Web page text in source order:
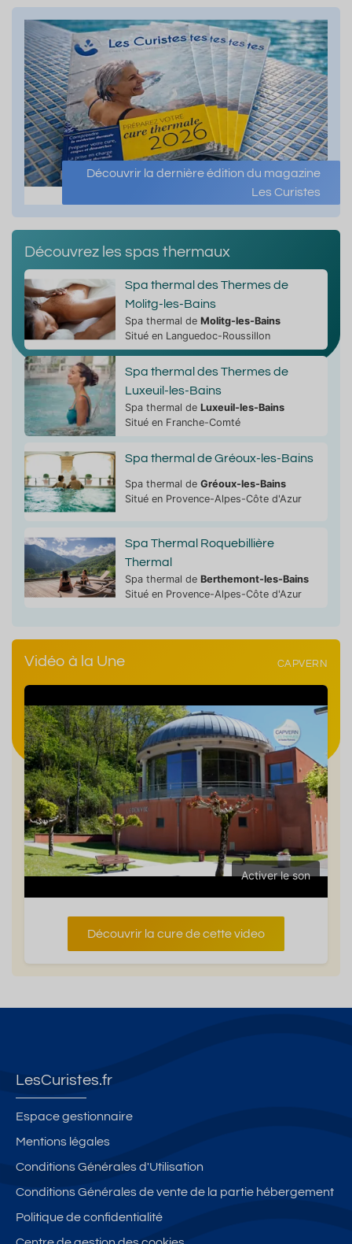
Découvrir la dernière édition du magazine
Les Curistes
Découvrez les spas thermaux
Spa thermal des Thermes de
Molitg-les-Bains
Spa thermal de Molitg-les-Bains
Situé en Languedoc-Roussillon
Spa thermal des Thermes de
Luxeuil-les-Bains
Spa thermal de Luxeuil-les-Bains
Situé en Franche-Comté
Spa thermal de Gréoux-les-Bains
Spa thermal de Gréoux-les-Bains
Situé en Provence-Alpes-Côte d'Azur
Spa Thermal Roquebillière
Thermal
Spa thermal de Berthemont-les-Bains
Situé en Provence-Alpes-Côte d'Azur
Vidéo à la Une CAPVERN
Activer le son
Découvrir la cure de cette video
LesCuristes.fr
Espace gestionnaire
Mentions légales
Conditions Générales d'Utilisation
Conditions Générales de vente de la partie hébergement
Politique de confidentialité